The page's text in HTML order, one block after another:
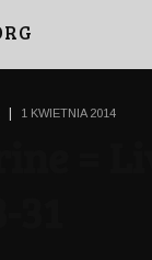
1 KWIETNIA 2014